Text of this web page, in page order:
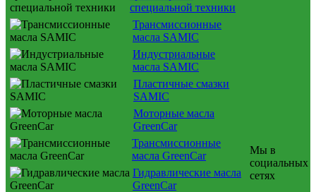
специальной техники
Трансмиссионные
масла SAMIC
Индустриальные
масла SAMIC
Пластичные смазки
SAMIC
Моторные масла
GreenCar
Трансмиссионные
масла GreenCar
Гидравлические масла
GreenCar
Мы в
социальных
сетях